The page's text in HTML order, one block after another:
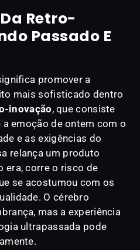
Retro-
Passado E
promover a
mais sofisticado dentro
inovação, que consiste
emoção de ontem com o
e as exigências do
relança um produto
era, corre o risco de
se acostumou com os
O cérebro
mas a experiência
ultrapassada pode